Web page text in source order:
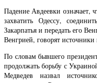
Падение Авдеевки означает,
захватить Одессу,
Закарпатья и передать его
Венгрией, говорят источники
По словам бывшего
продолжать борьбу с
Медведев назвал